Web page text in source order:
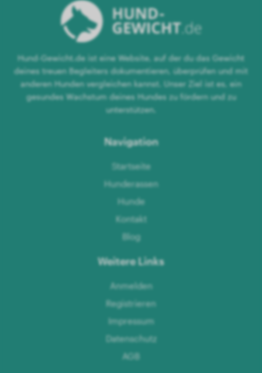
Hund-Gewicht.de ist eine Website, auf der du das Gewicht
deines treuen Begleiters dokumentieren, überprüfen und mit
anderen Hunden vergleichen kannst. Unser Ziel ist es, ein
gesundes Wachstum deines Hundes zu fördern und zu
unterstützen.
Navigation
Startseite
Hunderassen
Hunde
Kontakt
Blog
Weitere Links
Anmelden
Registrieren
Impressum
Datenschutz
AGB